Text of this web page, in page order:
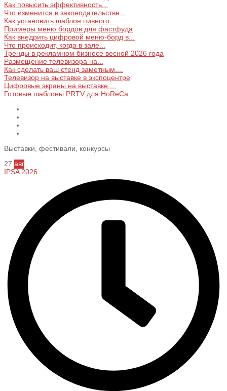
Как повысить эффективность...
Что изменится в законодательстве...
Как установить шаблон пивного...
Примеры меню бордов для фастфуда
Как внедрить цифровой меню‑борд в...
Что происходит, когда в зале...
Тренды в рекламном бизнесе весной 2026 года
Размещение телевизора на...
Как сделать ваш стенд заметным....
Телевизор на выставке в экспоцентре
Цифровые экраны на выставке:...
Готовые шаблоны PRTV для HoReCa:...
Выставки, фестивали, конкурсы
27 авг
IPSA 2026